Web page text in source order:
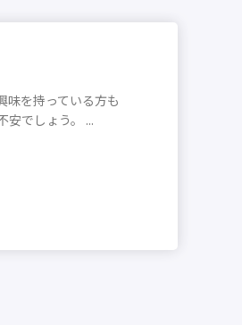
味を持っている方も
安でしょう。 ...